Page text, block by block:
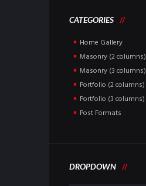
CATEGORIES
Home Gallery
Masonry (2 columns)
Masonry (3 columns)
Portfolio (2 columns)
Portfolio (3 columns)
Post Formats
DROPDOWN